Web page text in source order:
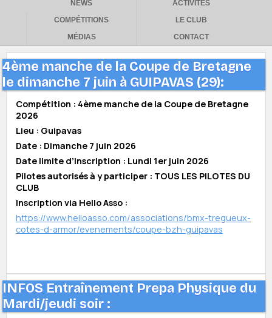
NEWS
ACTIVITÉS
COMPÉTITIONS
LE CLUB
MÉDIAS
CONTACT
4ème manche de la Coupe de Bretagne
le dimanche 7 juin à GUIPAVAS (29):
Compétition : 4ème manche de la Coupe de Bretagne
2026
Lieu : Guipavas
Date : Dimanche 7 juin 2026
Date limite d’inscription : Lundi 1er juin 2026
Pilotes autorisés à y participer : TOUS LES PILOTES DU
CLUB
Inscription via Hello Asso :
https://www.helloasso.com/associations/bmx-tregueux-
cotes-d-armor/evenements/coupe-bzh-guipavas
INFOS Entraînement Prepa Physique du
Mardi/jeudi soir :